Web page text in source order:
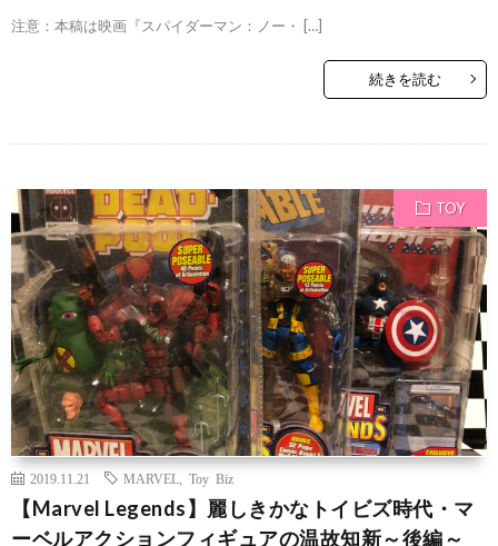
注意：本稿は映画『スパイダーマン：ノー・ […]
続きを読む
TOY
2019.11.21 MARVEL Toy Biz
【Marvel Legends】麗しきかなトイビズ時代・マ
ーベルアクションフィギュアの温故知新～後編～